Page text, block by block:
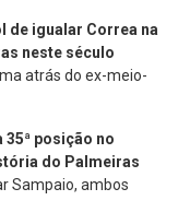
de igualar Correa na
neste século
atrás do ex-meio-
35ª posição no
do Palmeiras
Sampaio, ambos